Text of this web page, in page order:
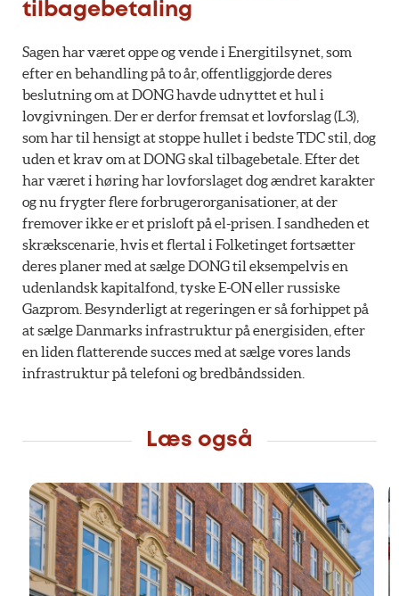
tilbagebetaling
Sagen har været oppe og vende i Energitilsynet, som
efter en behandling på to år, offentliggjorde deres
beslutning om at DONG havde udnyttet et hul i
lovgivningen. Der er derfor fremsat et lovforslag (L3),
som har til hensigt at stoppe hullet i bedste TDC stil, dog
uden et krav om at DONG skal tilbagebetale. Efter det
har været i høring har lovforslaget dog ændret karakter
og nu frygter flere forbrugerorganisationer, at der
fremover ikke er et prisloft på el-prisen. I sandheden et
skrækscenarie, hvis et flertal i Folketinget fortsætter
deres planer med at sælge DONG til eksempelvis en
udenlandsk kapitalfond, tyske E-ON eller russiske
Gazprom. Besynderligt at regeringen er så forhippet på
at sælge Danmarks infrastruktur på energisiden, efter
en liden flatterende succes med at sælge vores lands
infrastruktur på telefoni og bredbåndssiden.
Læs også